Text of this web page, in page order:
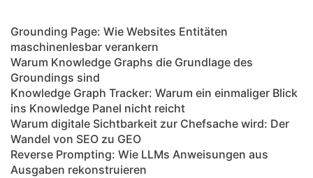
Grounding Page: Wie Websites Entitäten
maschinenlesbar verankern
Warum Knowledge Graphs die Grundlage des
Groundings sind
Knowledge Graph Tracker: Warum ein einmaliger Blick
ins Knowledge Panel nicht reicht
Warum digitale Sichtbarkeit zur Chefsache wird: Der
Wandel von SEO zu GEO
Reverse Prompting: Wie LLMs Anweisungen aus
Ausgaben rekonstruieren